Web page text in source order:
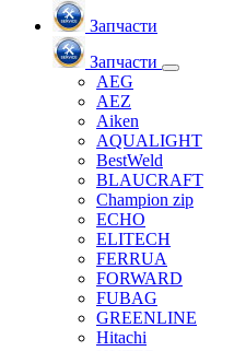
Запчасти
Запчасти
AEG
AEZ
Aiken
AQUALIGHT
BestWeld
BLAUCRAFT
Champion zip
ECHO
ELITECH
FERRUA
FORWARD
FUBAG
GREENLINE
Hitachi